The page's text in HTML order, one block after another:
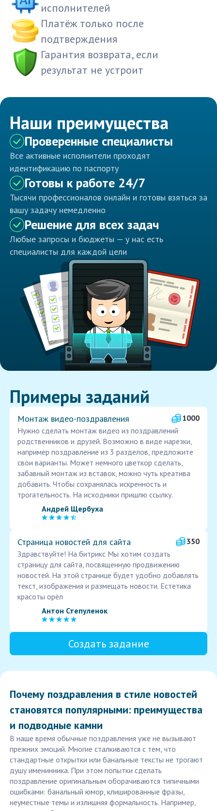
исполнителей
Платёж только после
подтверждения
Гарантия возврата, если
результат не устроит
Наши преимущества
Проверенные специалисты
Все активные исполнители проходят
идентификацию по паспорту
Готовы к работе 24/7
Тысячи профессионалов онлайн и готовы взяться за
вашу задачу немедленно
Решение для всех задач
Любые запросы и бюджеты — у нас есть
специалисты для каждой цели
Примеры заданий
Монтаж видео-поздравления
1000
Нужно сделать монтаж видео из поздравлений
родственников и друзей. Возможно в виде нарезки,
например поздравление из 3 разделов, предложите
свои варианты. Может немного цветкор сделать,
забавный монтаж из вставок, можно чуть креатива
добавить. Чтобы сохранялась искренность и
трогательность. На исходники пришлю ссылку.
Андрей Щербуха
Страница новостей для сайта
350
Здравствуйте! На битрикс Мы хотим создать
страницу для сайта, посвященную продвижению
новостей. На этой странице будет удобно добавлять
текст, изображения и размещать новости. Естетика
красоты орёл
Антон Степуленок
Создать задание
Почему поздравления в стиле новостей
становятся популярными: преимущества
и подводные камни
В наше время обычные поздравления уже не вызывают
прежних эмоций. Многие сталкиваются с тем, что
стандартные открытки или банальные тексты не трогают
душу именинника. При этом попытки сделать
поздравление оригинальным оборачиваются типичными
ошибками: банальный юмор, клишированные фразы,
неуместные темы и излишняя формальность. Например,